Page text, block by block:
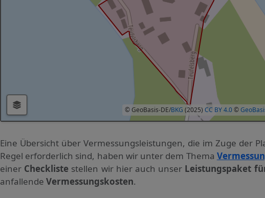
© GeoBasis-DE/BKG (2025) CC BY 4.0 ©
Eine Übersicht über Vermessungs­leistungen, die im Zuge der
Regel erforderlich sind, haben wir unter dem Thema
einer Checkliste stellen wir hier auch unser Leistungspaket
anfallende Vermessungskosten.